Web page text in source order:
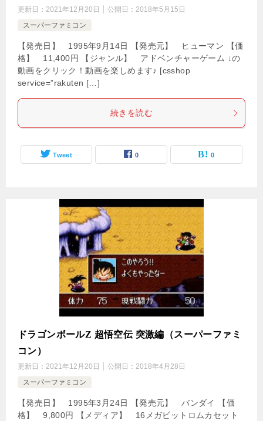
更新日： 2021年12月20日 公開日： 2018年5月15日
スーパーファミコン
【発売日】 1995年9月14日 【発売元】 ヒューマン 【価
格】 11,400円 【ジャンル】 アドベンチャーゲーム ↓の
動画をクリック！動画を楽しめます♪ [csshop
service=”rakuten […]
続きを読む
Tweet 0 0
ドラゴンボールZ 超悟空伝 突激編（スーパーファミ
コン）
更新日： 2021年12月20日 公開日： 2018年4月28日
スーパーファミコン
【発売日】 1995年3月24日 【発売元】 バンダイ 【価
格】 9,800円 【メディア】 16メガビットロムカセット